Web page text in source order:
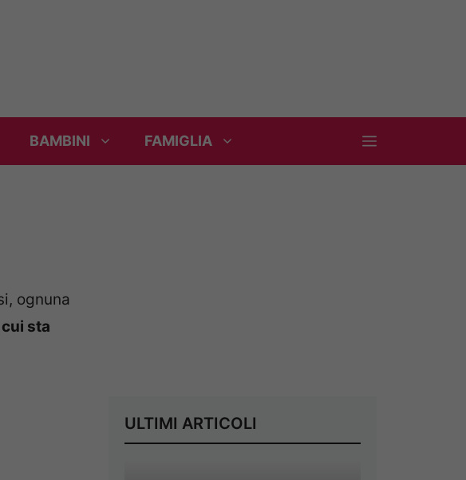
BAMBINI FAMIGLIA
ognuna
sta
ULTIMI ARTICOLI